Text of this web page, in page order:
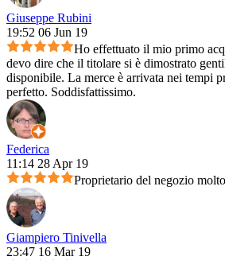
Giuseppe Rubini
19:52 06 Jun 19
Ho effettuato il mio primo
devo dire che il titolare si è dimostrato
disponibile. La merce è arrivata nei tempi
perfetto. Soddisfattissimo.
Federica
11:14 28 Apr 19
Proprietario del negozio
Giampiero Tinivella
23:47 16 Mar 19